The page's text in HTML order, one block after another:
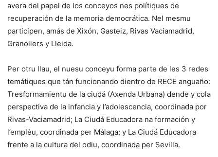
avera del papel de los conceyos nes polítiques de
recuperación de la memoria democrática. Nel mesmu
participen, amás de Xixón, Gasteiz, Rivas Vaciamadrid,
Granollers y Lleida.
Per otru llau, el nuesu conceyu forma parte de les 3 redes
temátiques que tán funcionando dientro de RECE anguaño:
Tresformamientu de la ciudá (Axenda Urbana) dende y cola
perspectiva de la infancia y l’adolescencia, coordinada por
Rivas-Vaciamadrid; La Ciudá Educadora na formación y
l’empléu, coordinada per Málaga; y La Ciudá Educadora
frente a la cultura del odiu, coordinada per Sevilla.